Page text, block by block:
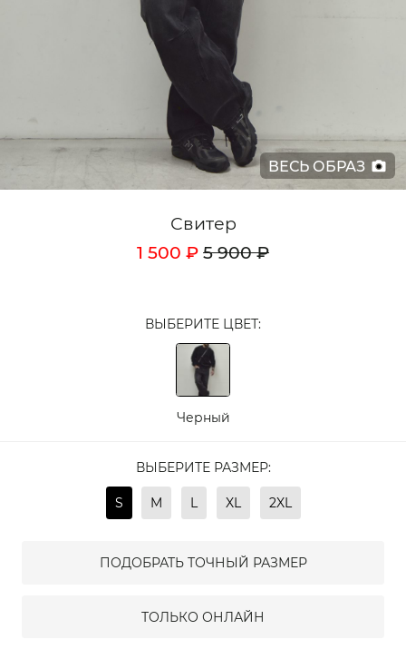
ВЕСЬ ОБРАЗ
Свитер
1 500 ₽ 5 900 ₽
ВЫБЕРИТЕ ЦВЕТ:
Черный
ВЫБЕРИТЕ РАЗМЕР:
S M L XL 2XL
ПОДОБРАТЬ ТОЧНЫЙ РАЗМЕР
ТОЛЬКО ОНЛАЙН
Поло
Рубашки